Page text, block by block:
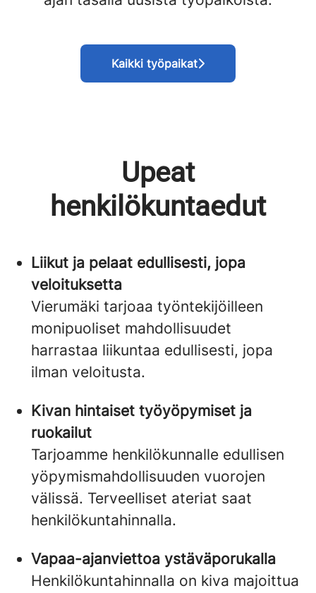
Kaikki työpaikat
Upeat
henkilökuntaedut
Liikut ja pelaat edullisesti, jopa
veloituksetta
Vierumäki tarjoaa työntekijöilleen
monipuoliset mahdollisuudet
harrastaa liikuntaa edullisesti, jopa
ilman veloitusta. ​
Kivan hintaiset työyöpymiset ja
ruokailut
Tarjoamme henkilökunnalle edullisen
yöpymismahdollisuuden vuorojen
välissä. Terveelliset ateriat saat
henkilökuntahinnalla.
Vapaa-ajanviettoa ystäväporukalla
Henkilökuntahinnalla on kiva majoittua